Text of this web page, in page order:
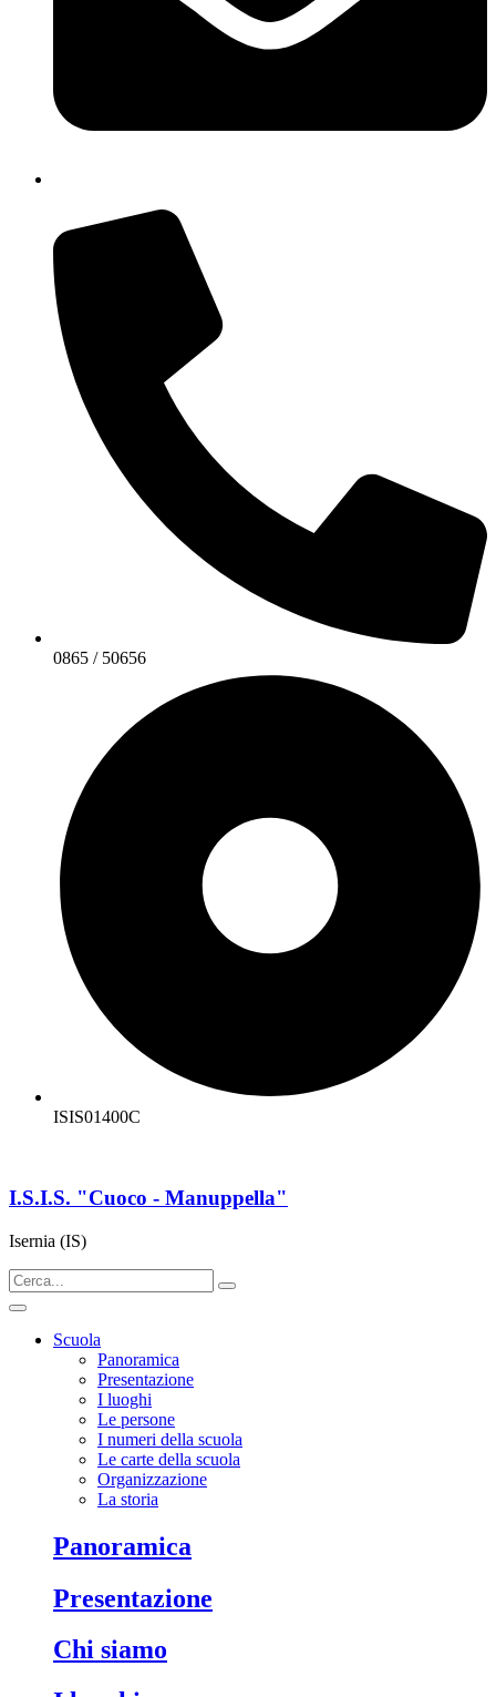
0865 / 50656
ISIS01400C
I.S.I.S. "Cuoco - Manuppella"
Isernia (IS)
Scuola
Panoramica
Presentazione
I luoghi
Le persone
I numeri della scuola
Le carte della scuola
Organizzazione
La storia
panoramica
presentazione
chi siamo